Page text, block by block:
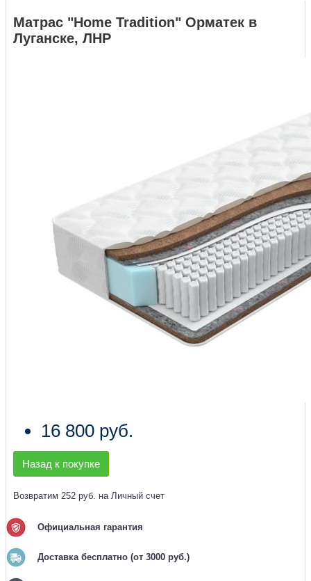
Матрас "Home Tradition" Орматек в
Луганске, ЛНР
16 800 руб.
Назад к покупке
Возвратим 252 руб. на Личный счет
Официальная гарантия
Доставка бесплатно (от 3000 руб.)